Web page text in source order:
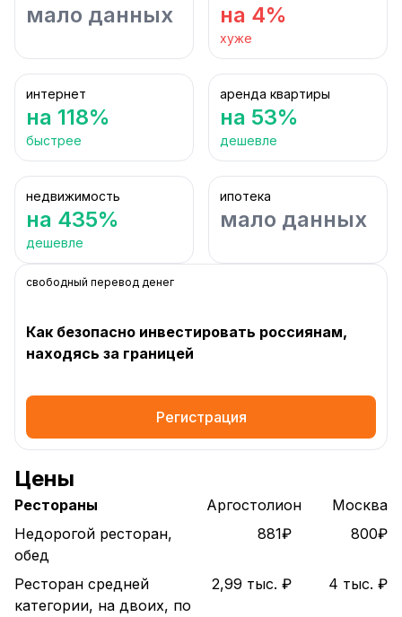
мало данных на 4%
хуже
интернет
на 118%
быстрее
аренда квартиры
на 53%
дешевле
недвижимость
на 435%
дешевле
ипотека
мало данных
свободный перевод денег
Как безопасно инвестировать россиянам,
находясь за границей
Регистрация
Цены
Рестораны Аргостолион
Москва
Недорогой ресторан,
обед
881₽ 800₽
Ресторан средней
категории, на двоих, по
2,99 тыс. ₽ 4 тыс. ₽